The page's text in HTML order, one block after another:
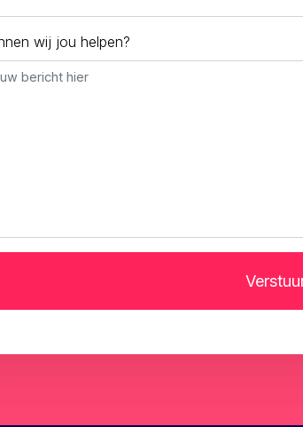
wij jou helpen?